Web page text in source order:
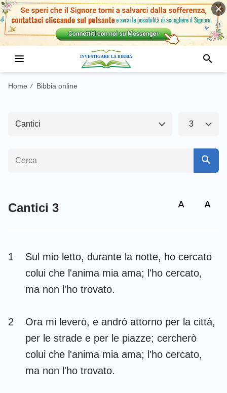
Home / Bibbia online
Cantici
Antico Testamento1 Nuovo Testamento
Genesi
Deuteronomio
Ester Giobbe
Isaia Geremia
Lamentazioni Ezechiele
Daniele
3
Cantici 3
1
Sul mio letto, durante la notte, ho cercato
colui che l'anima mia ama; l'ho cercato,
ma non l'ho trovato.
2
Ora mi leverò, e andrò attorno per la città,
per le strade e per le piazze; cercherò
colui che l'anima mia ama; l'ho cercato,
ma non l'ho trovato.